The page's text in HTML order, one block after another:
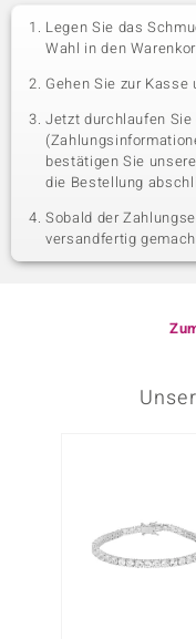
Legen Sie das
Wahl in den
Gehen Sie zur
Jetzt durchlaufen
bestätigen Sie
die Bestellung
Sobald der
versandfertig